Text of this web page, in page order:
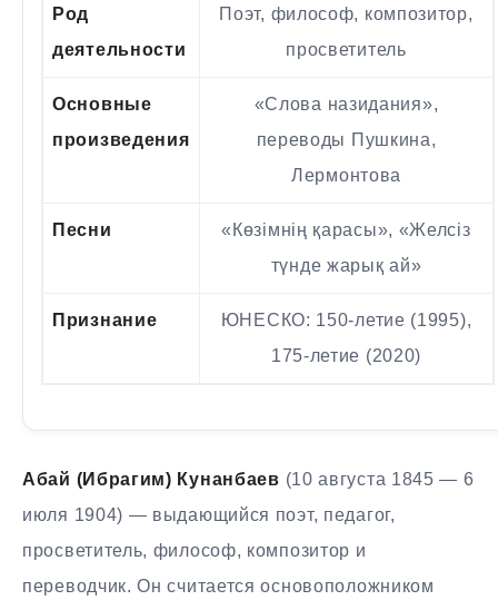
Род
деятельности
Поэт, философ, композитор,
просветитель
Основные
произведения
«Слова назидания»,
переводы Пушкина,
Лермонтова
Песни
«Көзімнің қарасы», «Желсіз
түнде жарық ай»
Признание
ЮНЕСКО: 150-летие (1995),
175-летие (2020)
Абай (Ибрагим) Кунанбаев (10 августа 1845 — 6
июля 1904) — выдающийся поэт, педагог,
просветитель, философ, композитор и
переводчик. Он считается основоположником